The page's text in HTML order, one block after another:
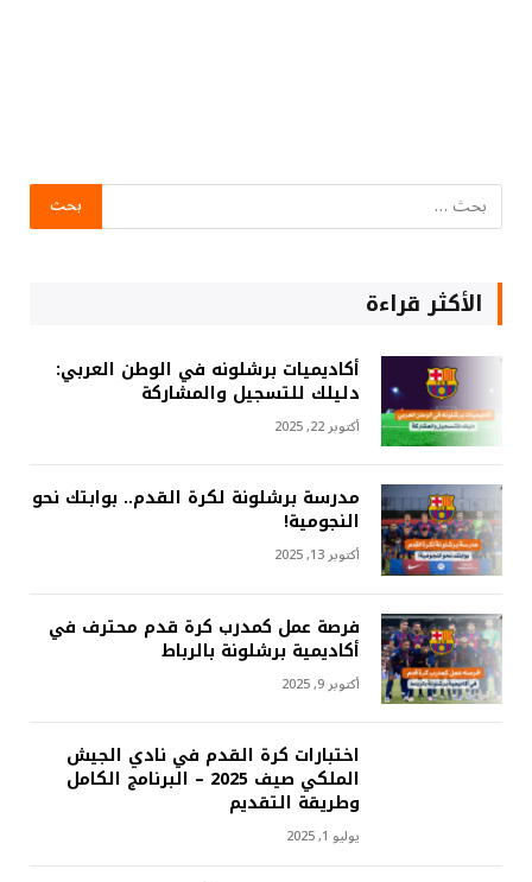
الأكثر قراءة
أكاديميات برشلونه في الوطن العربي:
دليلك للتسجيل والمشاركة
أكتوبر 22, 2025
مدرسة برشلونة لكرة القدم.. بوابتك نحو
النجومية!
أكتوبر 13, 2025
فرصة عمل كمدرب كرة قدم محترف في
أكاديمية برشلونة بالرباط
أكتوبر 9, 2025
اختبارات كرة القدم في نادي الجيش
الملكي صيف 2025 – البرنامج الكامل
وطريقة التقديم
يوليو 1, 2025